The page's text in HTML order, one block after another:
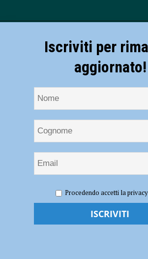
Emilia Romagna, Francesco Milza confermato
Confcooperative Emilia
Iscriviti per
aggiornato!
Procedendo accetti la